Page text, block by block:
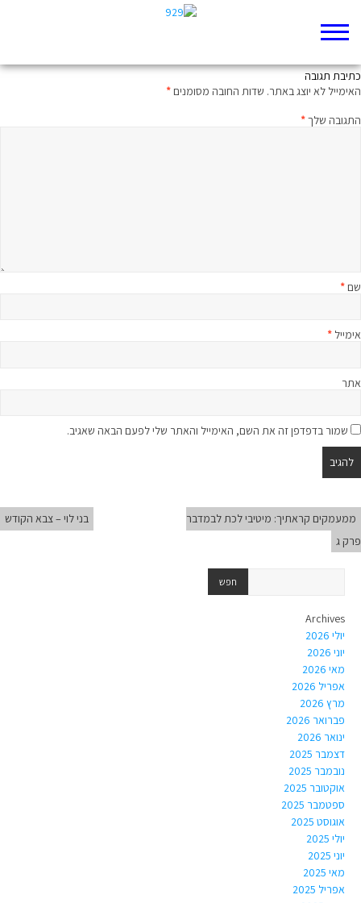
ממעמקים קראתיך: מיטיבי לכת לבמדבר פרק ד
כתיבת תגובה
האימייל לא יוצג באתר. שדות החובה מסומנים*
התגובה שלך*
שם*
אימייל *
אתר
שמור בדפדפן זה את השם, האימייל והאתר שלי לפעם הבאה שאגיב.
ממעמקים קראתיך: מיטיבי לכת לבמדבר
פרק ג
בני לוי – צבא הקודש
Archives
יולי 2026
יוני 2026
מאי 2026
אפריל 2026
מרץ 2026
פברואר 2026
ינואר 2026
דצמבר 2025
נובמבר 2025
אוקטובר 2025
ספטמבר 2025
אוגוסט 2025
יולי 2025
יוני 2025
מאי 2025
אפריל 2025